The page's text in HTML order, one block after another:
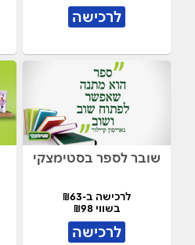
לרכישה
שובר לספר בסטימצקי
לרכישה ב-₪63
בשווי ₪98
לרכישה